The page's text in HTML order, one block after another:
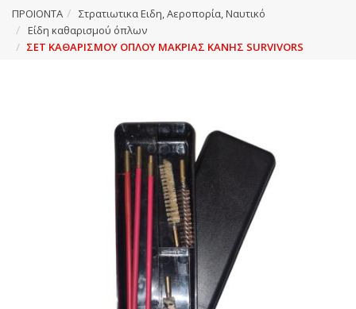
ΠΡΟΙΟΝΤΑ
Στρατιωτικα Ειδη, Αεροπορία, Ναυτικό
Είδη καθαρισμού όπλων
ΣΕΤ ΚΑΘΑΡΙΣΜΟΥ ΟΠΛΟΥ ΜΑΚΡΙΑΣ ΚΑΝΗΣ SURVIVORS